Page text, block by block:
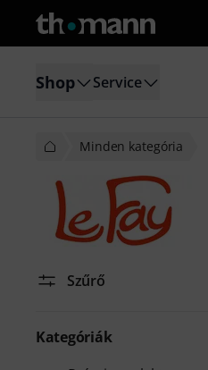
Shop Service
Minden kategória
Szűrő
Kategóriák